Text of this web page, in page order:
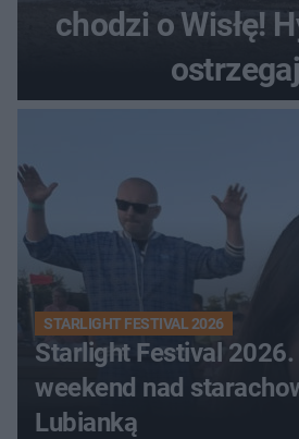
chodzi o Wisłę!
STARLIGHT FESTIVAL 2026
Starlight Festival
weekend nad
Lubianką